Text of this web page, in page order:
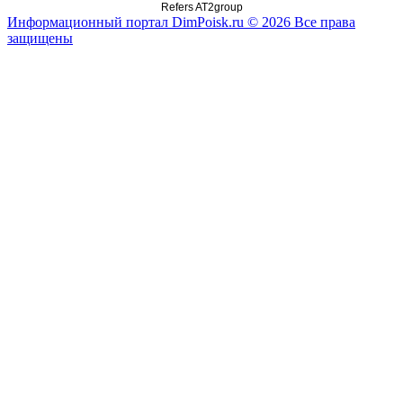
Refers AT2group
Информационный портал DimPoisk.ru © 2026 Все права
защищены